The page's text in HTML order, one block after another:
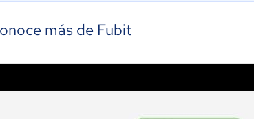
más de Fubit